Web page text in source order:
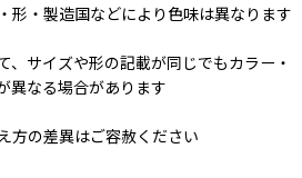
形・製造国などにより色味は異なります
、サイズや形の記載が同じでもカラー・
異なる場合があります
方の差異はご容赦ください